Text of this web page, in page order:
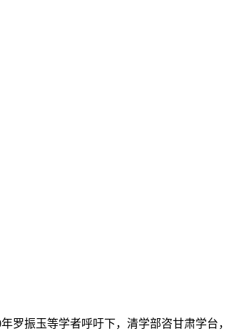
罗振玉等学者呼吁下，清学部咨甘肃学台，